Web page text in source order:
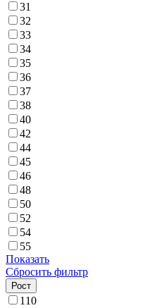
31
32
33
34
35
36
37
38
40
42
44
45
46
48
50
52
54
55
Показать
Сбросить фильтр
Рост
110